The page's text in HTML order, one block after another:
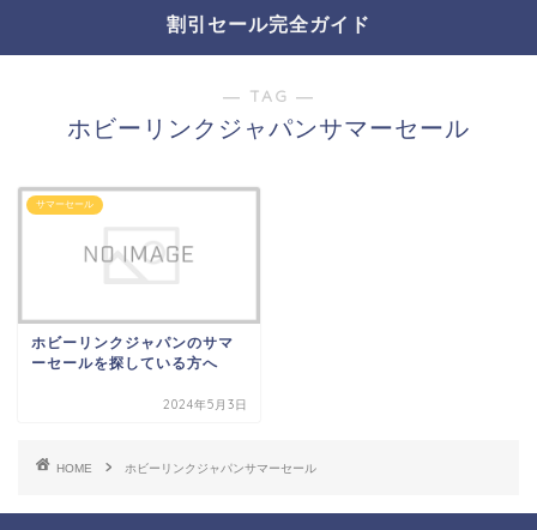
割引セール完全ガイド
― TAG ―
ホビーリンクジャパンサマーセール
サマーセール
ホビーリンクジャパンのサマ
ーセールを探している方へ
2024年5月3日
HOME ホビーリンクジャパンサマーセール